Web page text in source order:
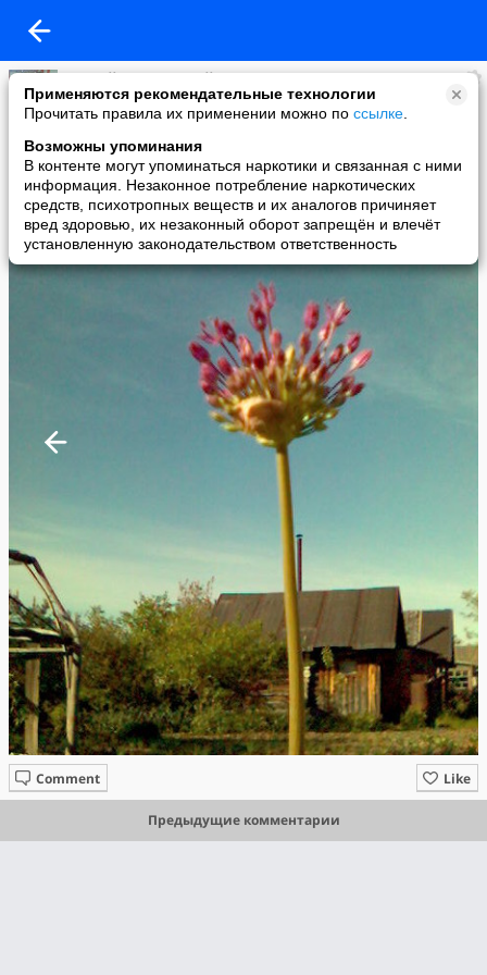
Применяются рекомендательные технологии
Прочитать правила их применении можно по ссылке
Возможны упоминания
В контенте могут упоминаться наркотики и связанная с ними
информация. Незаконное потребление наркотических
средств, психотропных веществ и их аналогов причиняет
вред здоровью, их незаконный оборот запрещён и влечёт
установленную законодательством ответственность
Андрей Львович Майоров
added a photo
12 May в 19:53
Like
Comment
Предыдущие комментарии